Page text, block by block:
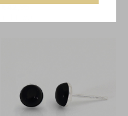
€42,95